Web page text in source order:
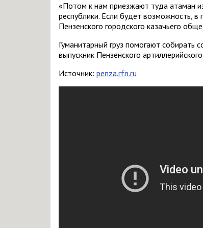
«Потом к нам приезжают туда атаман
республики. Если будет возможность,
Пензенского городского казачьего
Гуманитарный груз помогают
выпускник Пензенского
Источник: penza.rfn.ru